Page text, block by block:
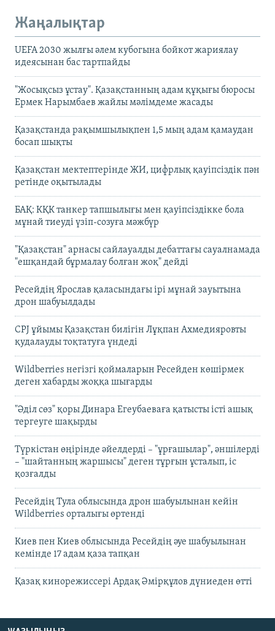
Жаңалықтар
UEFA 2030 жылғы әлем кубогына бойкот жариялау
идеясынан бас тартпайды
"Жосықсыз ұстау". Қазақстанның адам құқығы бюросы
Ермек Нарымбаев жайлы мәлімдеме жасады
Қазақстанда рақымшылықпен 1,5 мың адам қамаудан
босап шықты
Қазақстан мектептерінде ЖИ, цифрлық қауіпсіздік пән
ретінде оқытылады
БАҚ: КҚК танкер тапшылығы мен қауіпсіздікке бола
мұнай тиеуді үзіп-созуға мәжбүр
"Қазақстан" арнасы сайлауалды дебаттағы сауалнамада
"ешқандай бұрмалау болған жоқ" дейді
Ресейдің Ярослав қаласындағы ірі мұнай зауытына
дрон шабуылдады
CPJ ұйымы Қазақстан билігін Лұқпан Ахмедияровты
қудалауды тоқтатуға үндеді
Wildberries негізгі қоймаларын Ресейден көшірмек
деген хабарды жоққа шығарды
"Әділ сөз" қоры Динара Егеубаеваға қатысты істі ашық
тергеуге шақырды
Түркістан өңірінде әйелдерді – "ұрғашылар", әншілерді
– "шайтанның жаршысы" деген тұрғын ұсталып, іс
қозғалды
Ресейдің Тула облысында дрон шабуылынан кейін
Wildberries орталығы өртенді
Киев пен Киев облысында Ресейдің әуе шабуылынан
кемінде 17 адам қаза тапқан
Қазақ кинорежиссері Ардақ Әмірқұлов дүниеден өтті